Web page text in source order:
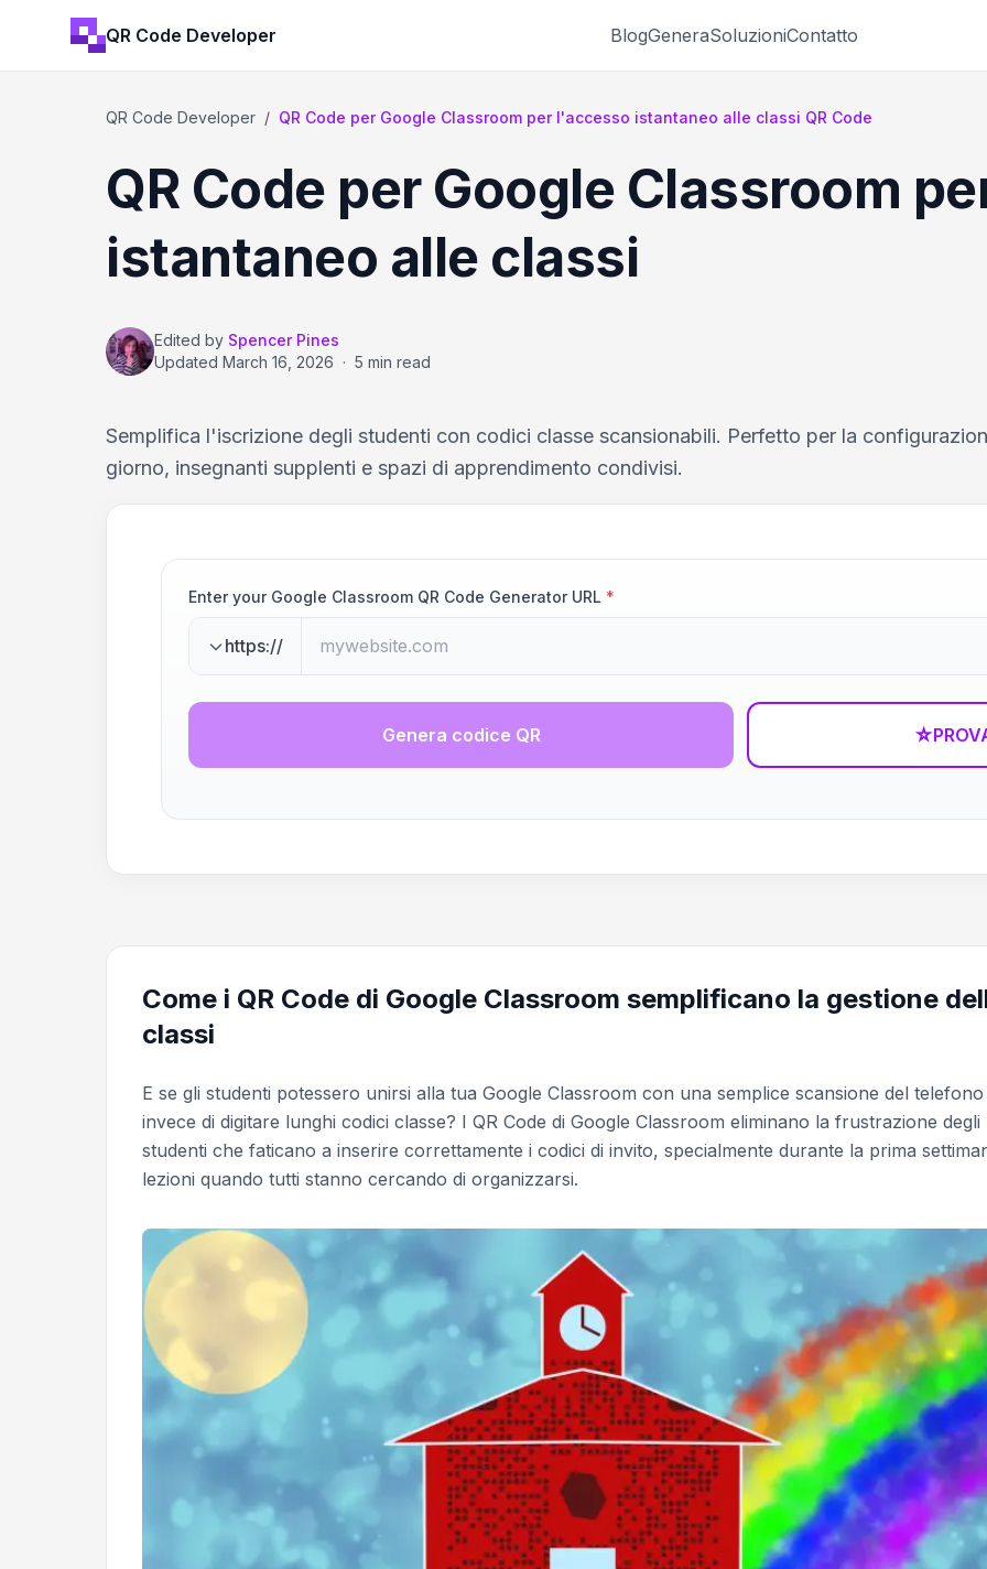
QR Code Developer BlogGeneraSoluzioniContatto
QR Code Developer / QR Code per Google Classroom per l'accesso istantaneo alle classi QR Code
QR Code per Google Classroom
istantaneo alle classi
Edited by Spencer Pines
Updated March 16, 2026 · 5 min read
Semplifica l'iscrizione degli studenti con codici classe scansionabili. Perfetto per la
giorno, insegnanti supplenti e spazi di apprendimento condivisi.
Enter your Google Classroom QR Code Generator URL *
https://
Genera codice QR ☆
Come i QR Code di Google Classroom semplificano la gestione
classi
E se gli studenti potessero unirsi alla tua Google Classroom con una semplice scansione del telefono
invece di digitare lunghi codici classe? I QR Code di Google Classroom eliminano la frustrazione degli
studenti che faticano a inserire correttamente i codici di invito, specialmente durante la prima
lezioni quando tutti stanno cercando di organizzarsi.